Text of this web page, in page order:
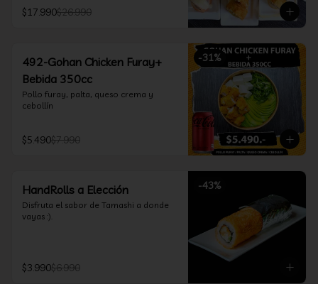
furay, queso crema y cebollín, envuelto
en salmón y bañado en salsa
$17.990$26.990
-31%
492-Gohan Chicken Furay+
Bebida 350cc
Pollo furay, palta, queso crema y
cebollín
$5.490$7.990
-43%
HandRolls a Elección
Disfruta el sabor de Tamashi a donde
vayas :).
$3.990$6.990